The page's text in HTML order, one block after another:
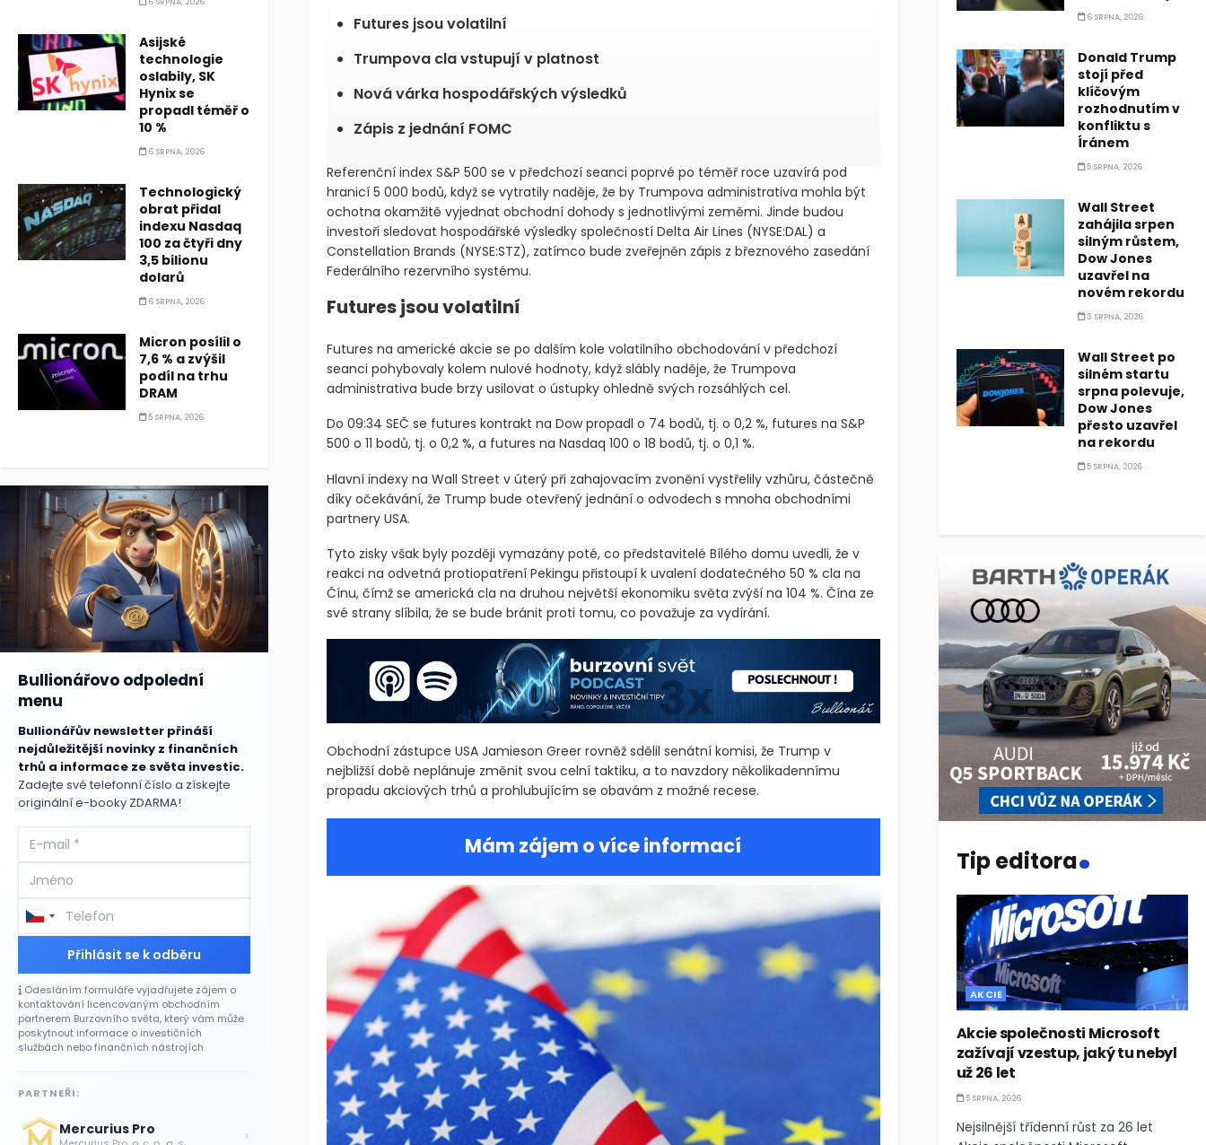
Futures jsou volatilní
Trumpova cla vstupují v platnost
Nová várka hospodářských výsledků
Zápis z jednání FOMC
Referenční index S&P 500 se v předchozí seanci poprvé po téměř roce uzavírá pod
hranicí 5 000 bodů, když se vytratily naděje, že by Trumpova administrativa mohla být
ochotna okamžitě vyjednat obchodní dohody s jednotlivými zeměmi. Jinde budou
investoři sledovat hospodářské výsledky společností Delta Air Lines (NYSE:DAL) a
Constellation Brands (NYSE:STZ), zatímco bude zveřejněn zápis z březnového zasedání
Federálního rezervního systému.
Futures jsou volatilní
Futures na americké akcie se po dalším kole volatilního obchodování v předchozí
seanci pohybovaly kolem nulové hodnoty, když slábly naděje, že Trumpova
administrativa bude brzy usilovat o ústupky ohledně svých rozsáhlých cel.
Do 09:34 SEČ se futures kontrakt na Dow propadl o 74 bodů, tj. o 0,2 %, futures na S&P
500 o 11 bodů, tj. o 0,2 %, a futures na Nasdaq 100 o 18 bodů, tj. o 0,1 %.
Hlavní indexy na Wall Street v úterý při zahajovacím zvonění vystřelily vzhůru, částečně
díky očekávání, že Trump bude otevřený jednání o odvodech s mnoha obchodními
partnery USA.
Tyto zisky však byly později vymazány poté, co představitelé Bílého domu uvedli, že v
reakci na odvetná protiopatření Pekingu přistoupí k uvalení dodatečného 50 % cla na
Čínu, čímž se americká cla na druhou největší ekonomiku světa zvýší na 104 %. Čína ze
své strany slíbila, že se bude bránit proti tomu, co považuje za vydírání.
Obchodní zástupce USA Jamieson Greer rovněž sdělil senátní komisi, že Trump v
nejbližší době neplánuje změnit svou celní taktiku, a to navzdory několikadennímu
propadu akciových trhů a prohlubujícím se obavám z možné recese.
Mám zájem o více informací
Asijské
technologie
oslabily, SK
Hynix se
propadl téměř o
10 %
6 SRPNA, 2026
Technologický
obrat přidal
indexu Nasdaq
100 za čtyři dny
3,5 bilionu
dolarů
6 SRPNA, 2026
Micron posílil o
7,6 % a zvýšil
podíl na trhu
DRAM
5 SRPNA, 2026
Bullionářovo odpolední
menu
Bullionářův newsletter přináší
nejdůležitější novinky z finančních
trhů a informace ze světa investic.
Zadejte své telefonní číslo a získejte
originální e-booky ZDARMA!
Přihlásit se k odběru
Odesláním formuláře vyjadřujete zájem o
kontaktování licencovaným obchodním
partnerem Burzovního světa, který vám může
poskytnout informace o investičních
službách nebo finančních nástrojích.
PARTNEŘI:
Mercurius Pro ›
6 SRPNA, 2026
Donald Trump
stojí před
klíčovým
rozhodnutím v
konfliktu s
Íránem
5 SRPNA, 2026
Wall Street
zahájila srpen
silným růstem,
Dow Jones
uzavřel na
novém rekordu
3 SRPNA, 2026
Wall Street po
silném startu
srpna polevuje,
Dow Jones
přesto uzavřel
na rekordu
5 SRPNA, 2026
Tip editora.
AKCIE
Akcie společnosti Microsoft
zažívají vzestup, jaký tu nebyl
už 26 let
5 SRPNA, 2026
Nejsilnější třídenní růst za 26 let